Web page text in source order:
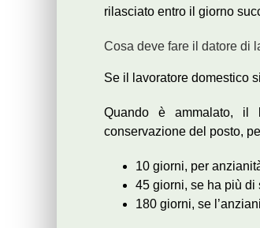
rilasciato entro il giorno
Cosa deve fare il datore di
Se il lavoratore domestico
Quando è ammalato, il
conservazione del posto,
10 giorni, per
45 giorni, se ha più di
180 giorni, se